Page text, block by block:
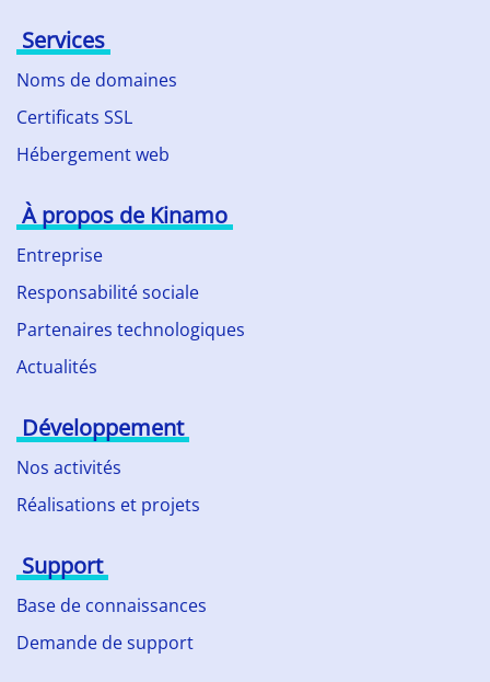
Services
Noms de domaines
Certificats SSL
Hébergement web
À propos de Kinamo
Entreprise
Responsabilité sociale
Partenaires technologiques
Actualités
Développement
Nos activités
Réalisations et projets
Support
Base de connaissances
Demande de support